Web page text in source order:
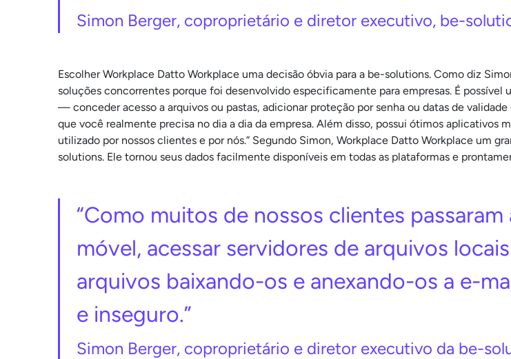
Simon Berger, coproprietário e diretor executivo, be-
Escolher Workplace Datto Workplace uma decisão óbvia para a be-solutions. Como diz
soluções concorrentes porque foi desenvolvido especificamente para empresas. É
— conceder acesso a arquivos ou pastas, adicionar proteção por senha ou datas de
que você realmente precisa no dia a dia da empresa. Além disso, possui ótimos aplicativos
utilizado por nossos clientes e por nós.” Segundo Simon, Workplace Datto Workplace um
solutions. Ele tornou seus dados facilmente disponíveis em todas as plataformas e
“Como muitos de nossos clientes
móvel, acessar servidores de arquivos
arquivos baixando-os e anexando-os a e-
e inseguro.”
Simon Berger, coproprietário e diretor executivo da be-